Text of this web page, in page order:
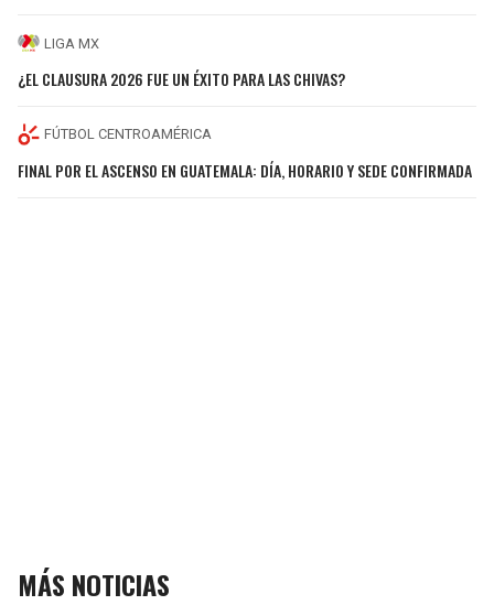
LIGA MX
¿EL CLAUSURA 2026 FUE UN ÉXITO PARA LAS CHIVAS?
FÚTBOL CENTROAMÉRICA
FINAL POR EL ASCENSO EN GUATEMALA: DÍA, HORARIO Y SEDE CONFIRMADA
MÁS NOTICIAS